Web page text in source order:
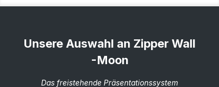
Unsere Auswahl an Zipper Wall
-Moon
Das freistehende Präsentationssystem